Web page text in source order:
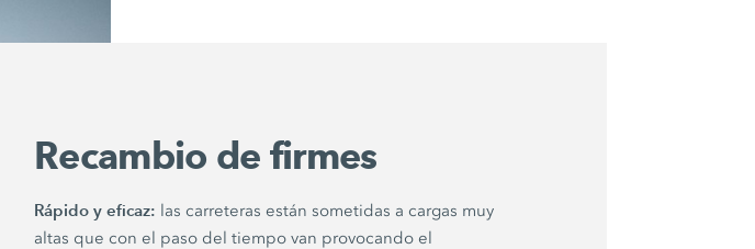
Recambio de firmes
Rápido y eficaz: las carreteras están sometidas a cargas muy
altas que con el paso del tiempo van provocando el